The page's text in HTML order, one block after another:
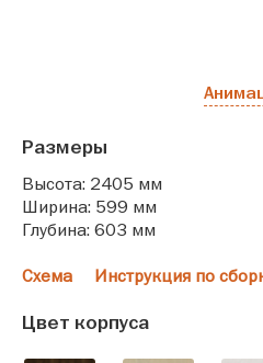
Размеры
Высота: 2405 мм
Ширина: 599 мм
Глубина: 603 мм
Схема Инструкция по
Цвет корпуса